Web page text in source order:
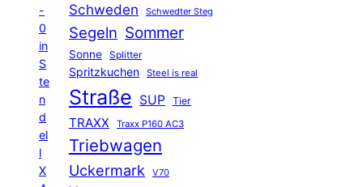
-
0
in
S
te
n
d
el
l
X
Schweden Schwedter Steg
Segeln Sommer
Sonne Splitter
Spritzkuchen Steel is real
Straße SUP Tier
TRAXX Traxx P160 AC3
Triebwagen
Uckermark V70